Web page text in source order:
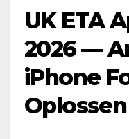
UK ETA
2026 —
iPhone
Oplossen